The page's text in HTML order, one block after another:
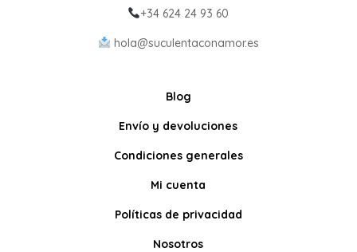
+34 624 24 93 60
hola@suculentaconamor.es
Blog
Envío y devoluciones
Condiciones generales
Mi cuenta
Políticas de privacidad
Nosotros